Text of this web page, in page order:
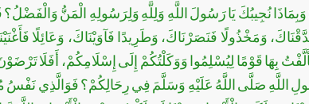
وَبِمَاذَا نُجِيبُكَ يَا رَسُولَ اللَّهِ وَلِلَّهِ وَلِرَسُولِهِ الْمَنُّ وَالْفَضْلُ؟
وَمَخْذُولًا فَنَصَرْنَاكَ، وَطَرِيدًا فَآوَيْنَاكَ، وَعَائِلًا
بِهَا قَوْمًا لِيُسْلِمُوا وَوَكَلْتُكُمْ إِلَى إِسْلَامِكُمْ، أَفَلَا
اللَّهِ صَلَّى اللَّهُ عَلَيْهِ وَسَلَّمَ فِي رِحَالِكُمْ؟ فَوَالَّذِي نَفْسُ